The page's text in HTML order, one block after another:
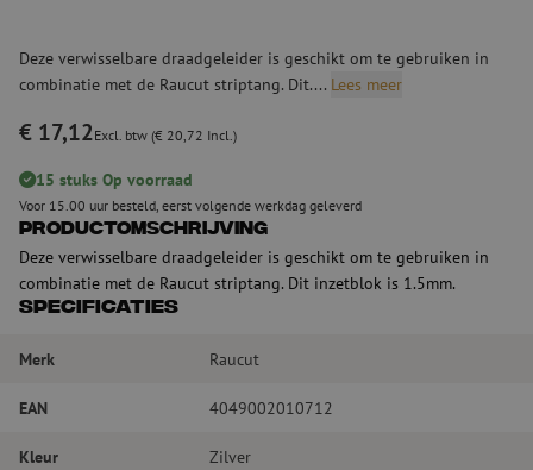
Deze verwisselbare draadgeleider is geschikt om te gebruiken in
combinatie met de Raucut striptang. Dit.... Lees meer
€ 17,12Excl. btw (€ 20,72 Incl.)
15 stuks Op voorraad
Voor 15.00 uur besteld, eerst volgende werkdag geleverd
Productomschrijving
Deze verwisselbare draadgeleider is geschikt om te gebruiken in
combinatie met de Raucut striptang. Dit inzetblok is 1.5mm.
Specificaties
Merk Raucut
EAN 4049002010712
Kleur Zilver